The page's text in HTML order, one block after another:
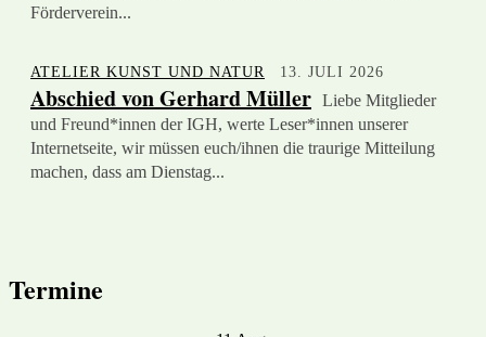
Förderverein...
ATELIER KUNST UND NATUR 13. JULI 2026
Abschied von Gerhard Müller Liebe Mitglieder
und Freund*innen der IGH, werte Leser*innen unserer
Internetseite, wir müssen euch/ihnen die traurige Mitteilung
machen, dass am Dienstag...
Termine